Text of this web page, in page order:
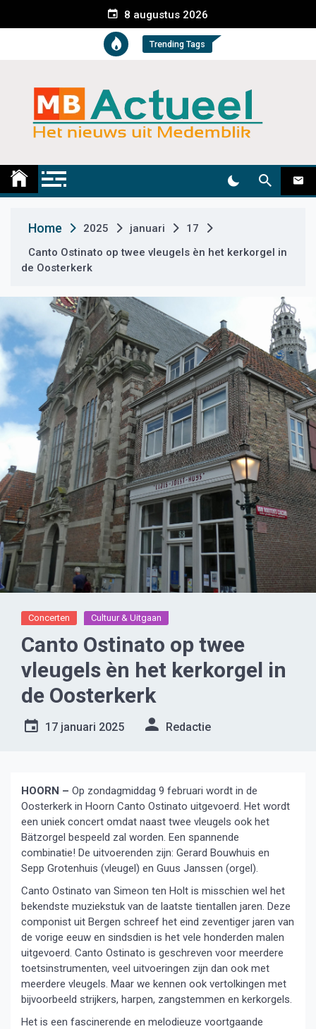
e
t
8 augustus 2026
Trending Tags
Medemblik Actueel
Home 2025 januari
17
Canto Ostinato op twee vleugels èn het kerkorgel in
de Oosterkerk
Concerten Cultuur & Uitgaan
Canto Ostinato op twee
vleugels èn het kerkorgel in
de Oosterkerk
17 januari 2025 Redactie
HOORN – Op zondagmiddag 9 februari wordt in de
Oosterkerk in Hoorn Canto Ostinato uitgevoerd. Het wordt
een uniek concert omdat naast twee vleugels ook het
Bätzorgel bespeeld zal worden. Een spannende
combinatie! De uitvoerenden zijn: Gerard Bouwhuis en
Sepp Grotenhuis (vleugel) en Guus Janssen (orgel).
Canto Ostinato van Simeon ten Holt is misschien wel het
bekendste muziekstuk van de laatste tientallen jaren. Deze
componist uit Bergen schreef het eind zeventiger jaren van
de vorige eeuw en sindsdien is het vele honderden malen
uitgevoerd. Canto Ostinato is geschreven voor meerdere
toetsinstrumenten, veel uitvoeringen zijn dan ook met
meerdere vleugels. Maar we kennen ook vertolkingen met
bijvoorbeeld strijkers, harpen, zangstemmen en kerkorgels.
Het is een fascinerende en melodieuze voortgaande